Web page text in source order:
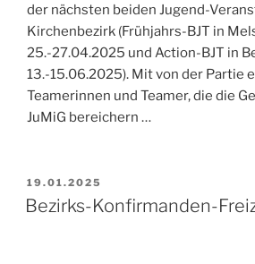
der nächsten beiden Jugend-
Kirchenbezirk (Frühjahrs-BJT in
25.-27.04.2025 und Action-BJT in
13.-15.06.2025). Mit von der Partie
Teamerinnen und Teamer, die die
JuMiG bereichern …
VERÖFFENTLICHT
AM
19.01.2025
Bezirks-Konfirmanden-